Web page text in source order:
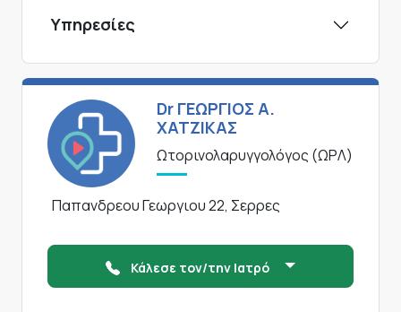
Υπηρεσίες
Dr ΓΕΩΡΓΙΟΣ Α.
ΧΑΤΖΙΚΑΣ
Ωτορινολαρυγγολόγος (ΩΡΛ)
Παπανδρεου Γεωργιου 22, Σερρες
Κάλεσε τον/την Ιατρό